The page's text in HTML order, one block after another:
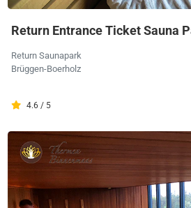
Return Entrance Ticket Sauna
Return Saunapark
Brüggen-Boerholz
4.6 / 5